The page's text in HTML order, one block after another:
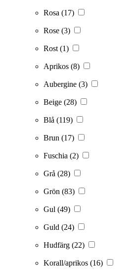
Rosa (17)
Rose (3)
Rost(1)
Aprikos (8)
Aubergine (3)
Beige (28)
Blå (119)
Brun (17)
Fuschia (2)
Grå (28)
Grön (83)
Gul (49)
Guld (24)
Hudfärg (22)
Korall/aprikos (16)